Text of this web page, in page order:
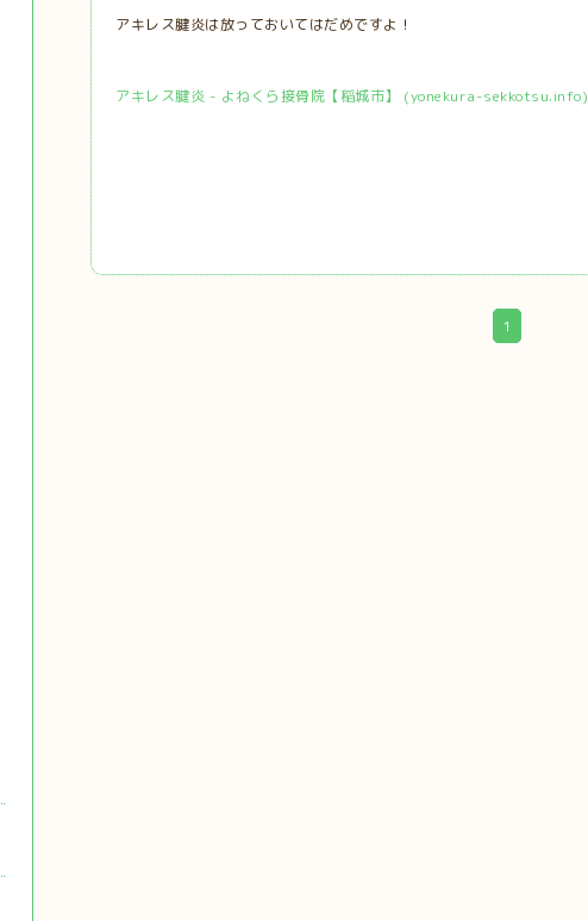
アキレス腱炎は放っておいてはだめですよ！
アキレス腱炎 - よねくら接骨院【稲城市】 (yonekura-sekkotsu.info)
1